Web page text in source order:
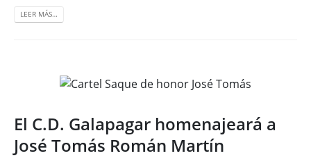
LEER MÁS…
El C.D. Galapagar homenajeará a
José Tomás Román Martín